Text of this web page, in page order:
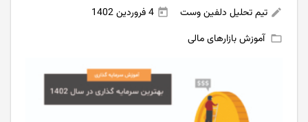
edit تیم تحلیل دلفین وست today
folder_open آموزش بازارهای مالی